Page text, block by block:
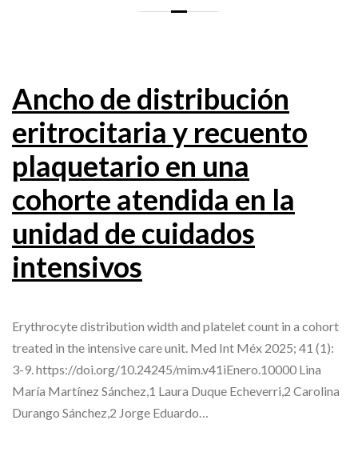
Ancho de distribución
eritrocitaria y recuento
plaquetario en una
cohorte atendida en la
unidad de cuidados
intensivos
Erythrocyte distribution width and platelet count in a cohort
treated in the intensive care unit. Med Int Méx 2025; 41 (1):
3-9. https://doi.org/10.24245/mim.v41iEnero.10000 Lina
María Martínez Sánchez,1 Laura Duque Echeverri,2 Carolina
Durango Sánchez,2 Jorge Eduardo…